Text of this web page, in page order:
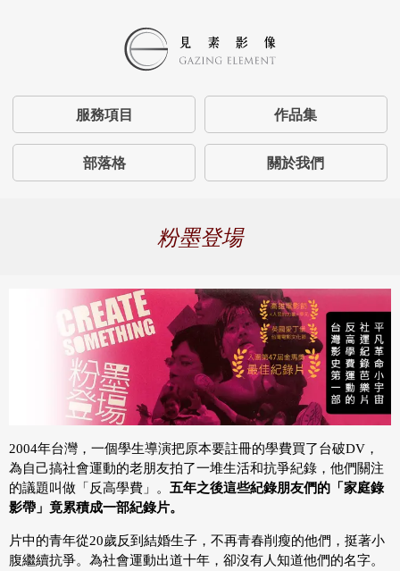
服務項目 作品集
部落格 關於我們
粉墨登場
2004年台灣，一個學生導演把原本要註冊的學費買了台破DV，
為自己搞社會運動的老朋友拍了一堆生活和抗爭紀錄，他們關注
的議題叫做「反高學費」。 五年之後這些紀錄朋友們的「家庭錄
影帶」竟累積成一部紀錄片。
片中的青年從20歲反到結婚生子，不再青春削瘦的他們，挺著小
腹繼續抗爭。為社會運動出道十年，卻沒有人知道他們的名字。